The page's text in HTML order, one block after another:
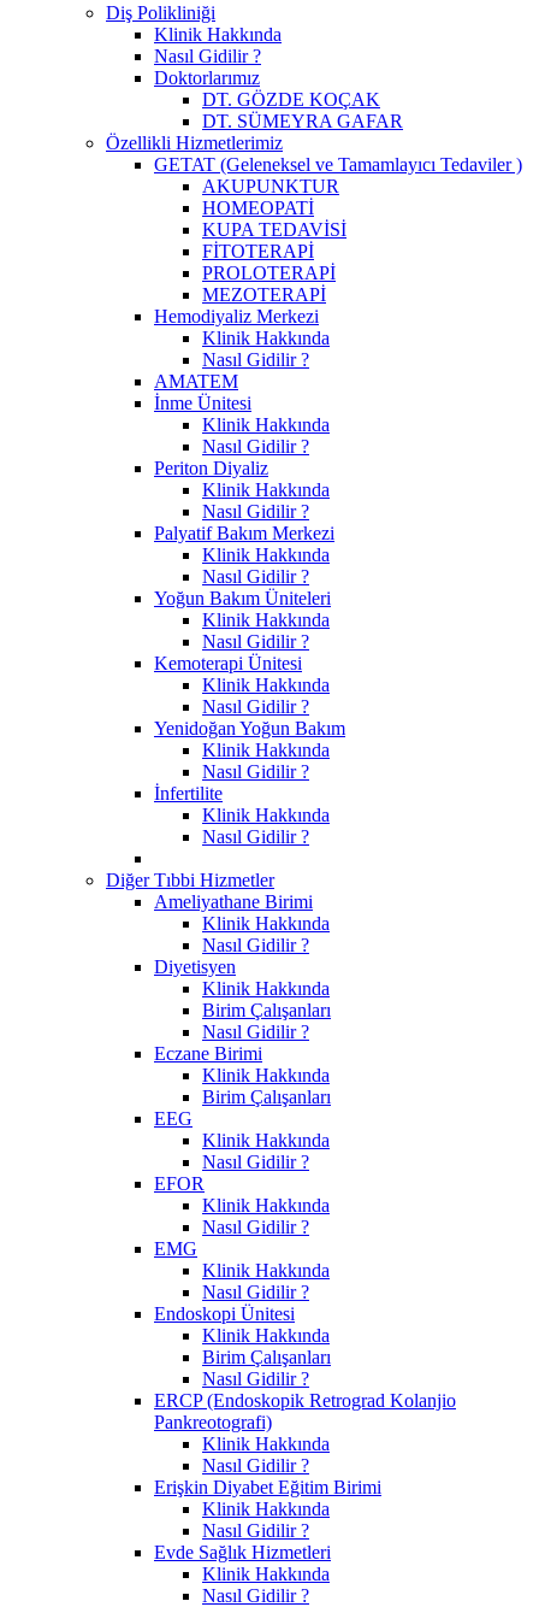
Diş Polikliniği
Klinik Hakkında
Nasıl Gidilir ?
Doktorlarımız
DT. GÖZDE KOÇAK
DT. SÜMEYRA GAFAR
Özellikli Hizmetlerimiz
GETAT (Geleneksel ve Tamamlayıcı Tedaviler )
AKUPUNKTUR
HOMEOPATİ
KUPA TEDAVİSİ
FİTOTERAPİ
PROLOTERAPİ
MEZOTERAPİ
Hemodiyaliz Merkezi
Klinik Hakkında
Nasıl Gidilir ?
AMATEM
İnme Ünitesi
Klinik Hakkında
Nasıl Gidilir ?
Periton Diyaliz
Klinik Hakkında
Nasıl Gidilir ?
Palyatif Bakım Merkezi
Klinik Hakkında
Nasıl Gidilir ?
Yoğun Bakım Üniteleri
Klinik Hakkında
Nasıl Gidilir ?
Kemoterapi Ünitesi
Klinik Hakkında
Nasıl Gidilir ?
Yenidoğan Yoğun Bakım
Klinik Hakkında
Nasıl Gidilir ?
İnfertilite
Klinik Hakkında
Nasıl Gidilir ?
Diğer Tıbbi Hizmetler
Ameliyathane Birimi
Klinik Hakkında
Nasıl Gidilir ?
Diyetisyen
Klinik Hakkında
Birim Çalışanları
Nasıl Gidilir ?
Eczane Birimi
Klinik Hakkında
Birim Çalışanları
EEG
Klinik Hakkında
Nasıl Gidilir ?
EFOR
Klinik Hakkında
Nasıl Gidilir ?
EMG
Klinik Hakkında
Nasıl Gidilir ?
Endoskopi Ünitesi
Klinik Hakkında
Birim Çalışanları
Nasıl Gidilir ?
ERCP (Endoskopik Retrograd Kolanjio
Pankreotografi)
Klinik Hakkında
Nasıl Gidilir ?
Erişkin Diyabet Eğitim Birimi
Klinik Hakkında
Nasıl Gidilir ?
Evde Sağlık Hizmetleri
Klinik Hakkında
Nasıl Gidilir ?